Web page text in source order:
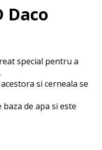
Daco
special pentru a
si cerneala se
de apa si este